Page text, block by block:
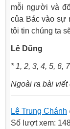
mỗi người và
của Bác vào sự
tôi tin chúng ta
Lê Dũng
* 1, 2, 3, 4, 5, 6,
Ngoài ra bài viết
Lê Trung Chánh
Số lượt xem: